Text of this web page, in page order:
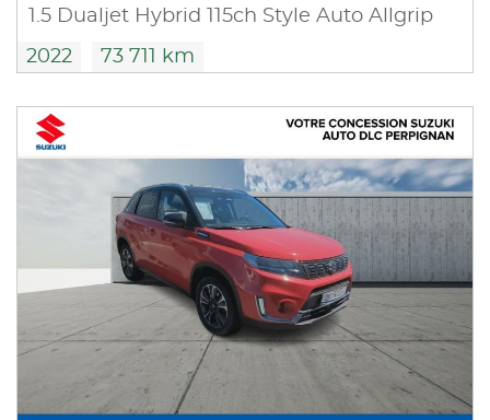
1.5 Dualjet Hybrid 115ch Style Auto Allgrip
2022 73 711 km